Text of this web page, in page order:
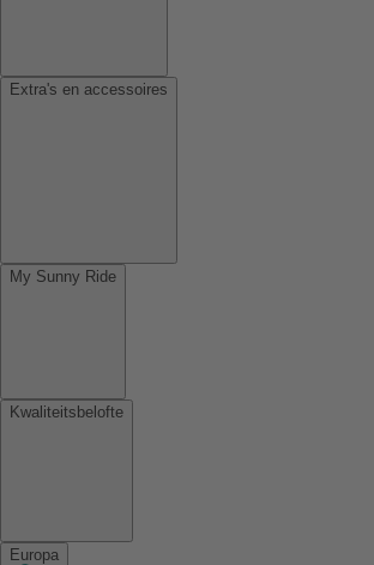
Extra's en accessoires
My Sunny Ride
Kwaliteitsbelofte
Europa